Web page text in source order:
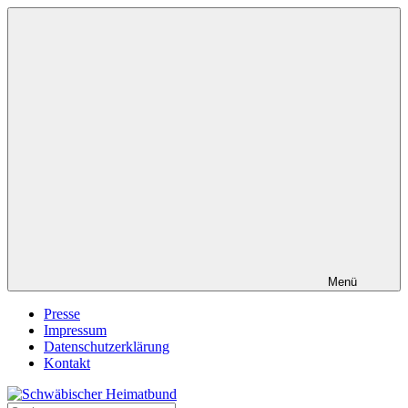
Zum
Menü
Presse
Impressum
Datenschutzerklärung
Kontakt